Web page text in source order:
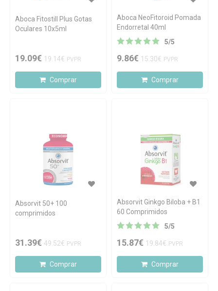
Aboca Fitostill Plus Gotas
Oculares 10x5ml
19.09€ 19.14€ PVPR
Comprar
Aboca NeoFitoroid Pomada
Endorretal 40ml
5/5
9.86€ 15.30€ PVPR
Comprar
Absorvit 50+ 100
comprimidos
31.39€ 49.52€ PVPR
Comprar
Absorvit Ginkgo Biloba + B1
60 Comprimidos
5/5
15.87€ 19.84€ PVPR
Comprar